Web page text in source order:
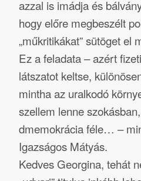
azzal is imádja és
hogy előre megbeszélt
„műkritikákat” sütöget el
Ez a feladata – azért
látszatot keltse,
mintha az uralkodó
szellem lenne
dmemokrácia féle… –
Igazságos Mátyás.
Kedves Georgina, tehát